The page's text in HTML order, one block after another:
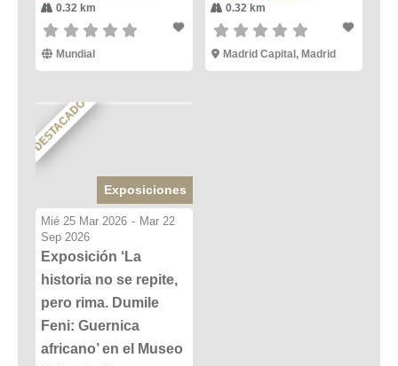
0.32 km
Mundial
0.32 km
Madrid Capital, Madrid
DESTACADO
Exposiciones
Mié 25 Mar 2026 - Mar 22
Sep 2026
Exposición ‘La
historia no se repite,
pero rima. Dumile
Feni: Guernica
africano’ en el Museo